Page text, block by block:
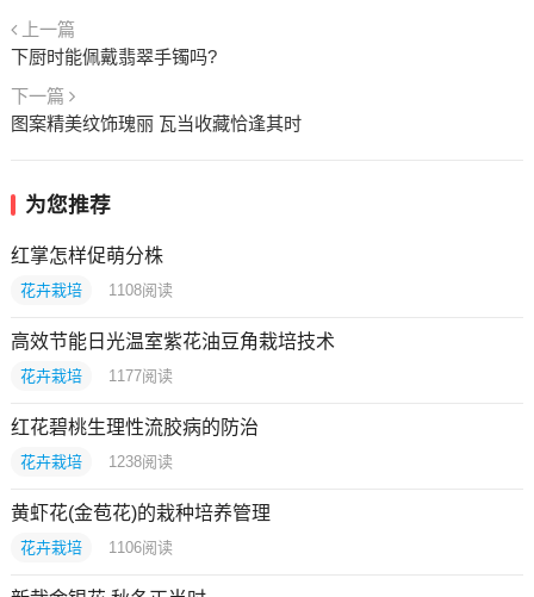
上一篇
下厨时能佩戴翡翠手镯吗?
下一篇
图案精美纹饰瑰丽 瓦当收藏恰逢其时
为您推荐
红掌怎样促萌分株
花卉栽培 1108阅读
高效节能日光温室紫花油豆角栽培技术
花卉栽培 1177阅读
红花碧桃生理性流胶病的防治
花卉栽培 1238阅读
黄虾花(金苞花)的栽种培养管理
花卉栽培 1106阅读